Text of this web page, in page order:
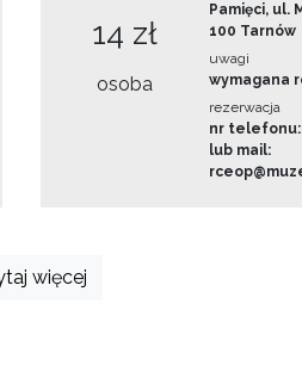
14 zł
osoba
Pamięci, ul.
100 Tarnów
uwagi
wymagana
rezerwacja
nr telefonu:
lub mail:
więcej